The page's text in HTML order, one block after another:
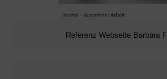
Referenz Webseite Barbara